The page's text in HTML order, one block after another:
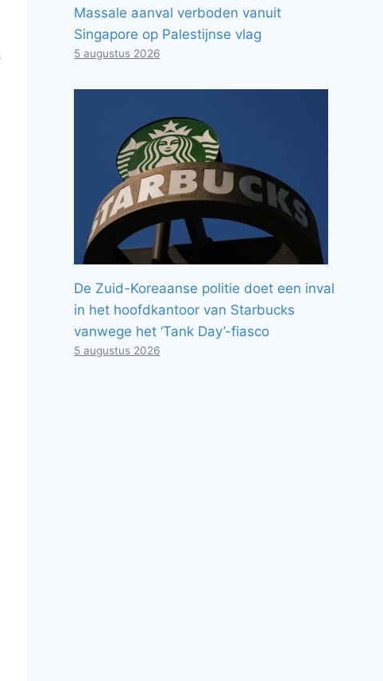
Massale aanval verboden vanuit
Singapore op Palestijnse vlag
5 augustus 2026
De Zuid-Koreaanse politie doet een inval
in het hoofdkantoor van Starbucks
vanwege het ‘Tank Day’-fiasco
5 augustus 2026